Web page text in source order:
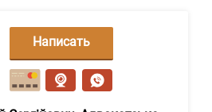
Написать
сообщение